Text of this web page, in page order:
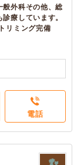
般外科その他、総
療しています。
リミング完備
電話